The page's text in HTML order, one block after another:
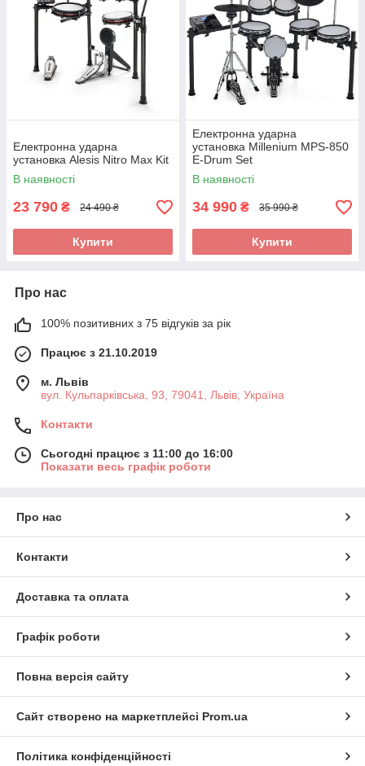
Електронна ударна
установка Alesis Nitro Max Kit
В наявності
23 790 ₴ 24 490 ₴
Купити
Електронна ударна
установка Millenium MPS-850
E-Drum Set
В наявності
34 990 ₴ 35 990 ₴
Купити
Про нас
100% позитивних з 75 відгуків за рік
Працює з 21.10.2019
м. Львів
вул. Кульпарківська, 93, 79041, Львів, Україна
Контакти
Сьогодні працює з 11:00 до 16:00
Показати весь графік роботи
Про нас
Контакти
Доставка та оплата
Графік роботи
Повна версія сайту
Сайт створено на маркетплейсі Prom.ua
Політика конфіденційності